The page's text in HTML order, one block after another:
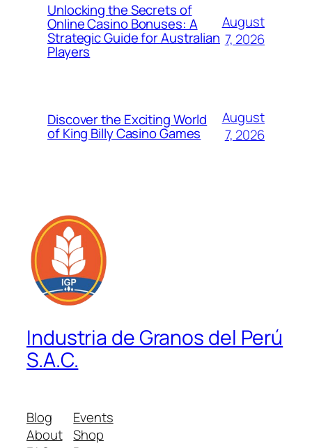
Unlocking the Secrets of
Online Casino Bonuses: A
Strategic Guide for Australian
Players
August
7, 2026
Discover the Exciting World
of King Billy Casino Games
August
7, 2026
Industria de Granos del Perú
S.A.C.
Blog
About
Events
Shop